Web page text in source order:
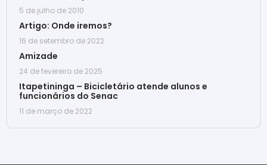
5 de julho de 2010
Artigo: Onde iremos?
16 de setembro de 2022
Amizade
24 de fevereiro de 2025
Itapetininga – Bicicletário atende alunos e
funcionários do Senac
11 de março de 2022